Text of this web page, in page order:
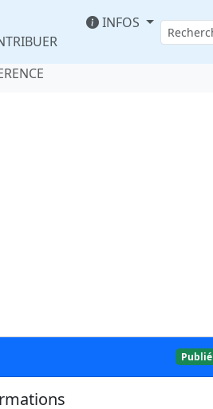
INFOS
Publié